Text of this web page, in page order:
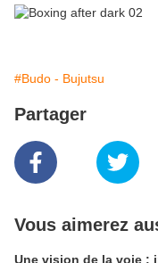
#Budo - Bujutsu
Partager
Vous aimerez
Une vision de la voie :